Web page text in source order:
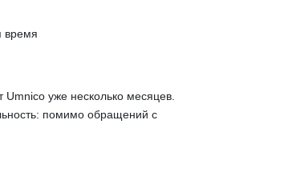
время
уже несколько месяцев.
помимо обращений с